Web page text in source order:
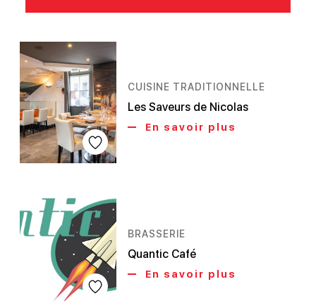
CUISINE TRADITIONNELLE
Les Saveurs de Nicolas
En savoir plus
BRASSERIE
Quantic Café
En savoir plus